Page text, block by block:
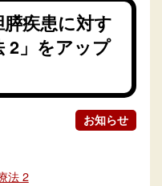
疾患に対す
2」をアップ
お知らせ
法 2